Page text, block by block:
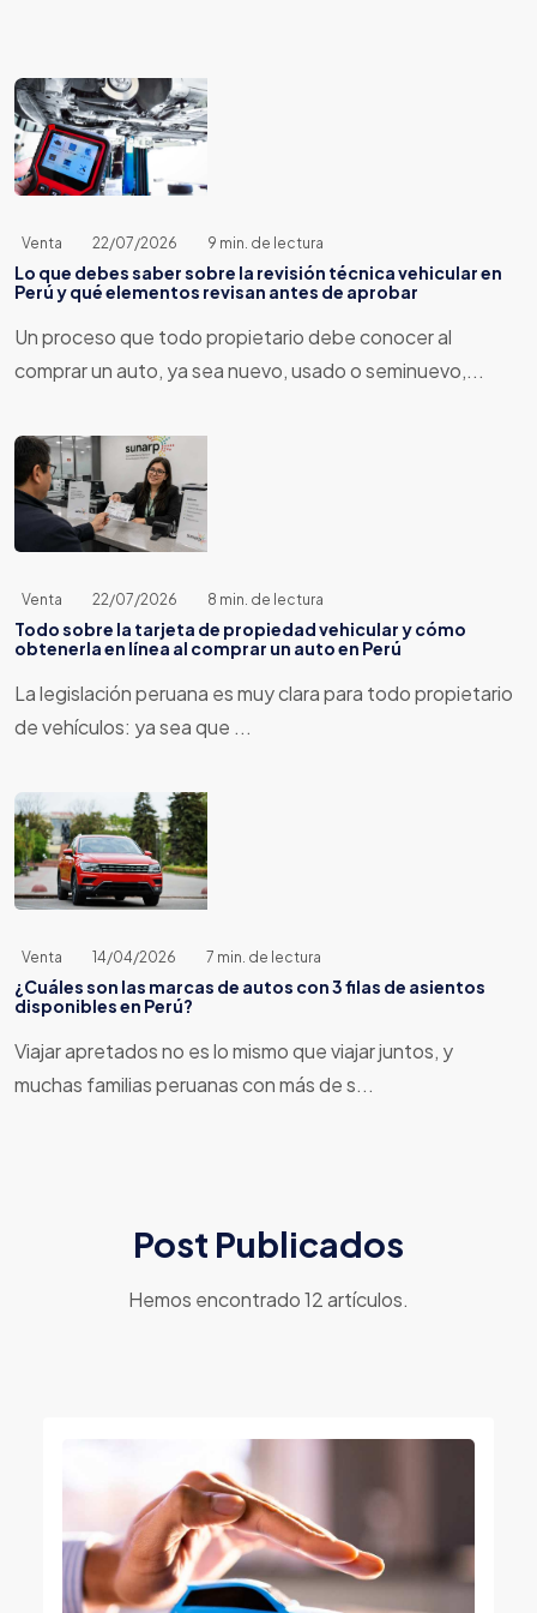
Venta 22/07/2026 9 min. de lectura
Lo que debes saber sobre la revisión técnica vehicular en
Perú y qué elementos revisan antes de aprobar
Un proceso que todo propietario debe conocer al
comprar un auto, ya sea nuevo, usado o seminuevo,...
Venta 22/07/2026 8 min. de lectura
Todo sobre la tarjeta de propiedad vehicular y cómo
obtenerla en línea al comprar un auto en Perú
La legislación peruana es muy clara para todo propietario
de vehículos: ya sea que ...
Venta 14/04/2026 7 min. de lectura
¿Cuáles son las marcas de autos con 3 filas de asientos
disponibles en Perú?
Viajar apretados no es lo mismo que viajar juntos, y
muchas familias peruanas con más de s...
Post Publicados
Hemos encontrado 12 artículos.